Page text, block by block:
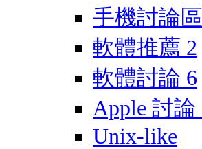
手機討論區
軟體推薦 2
軟體討論 6
Apple 討論
Unix-like